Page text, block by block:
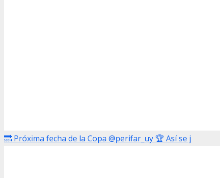
🔜 Próxima fecha de la Copa @perifar_uy 🏆 Así se j